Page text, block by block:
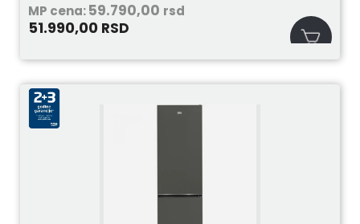
MP cena:59.790,00 rsd
51.990,00 RSD